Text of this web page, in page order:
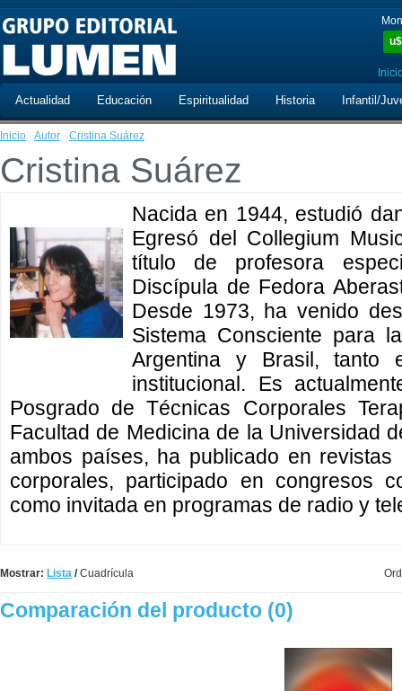
u$
Actualidad Educación Espiritualidad Historia Infantil/
Inicio · Autor · Cristina Suárez
Cristina Suárez
Nacida en 1944, estudió
Egresó del Collegium
título de profesora
Discípula de Fedora
Desde 1973, ha venido
Sistema Consciente para
Argentina y Brasil, tanto
institucional. Es
Posgrado de Técnicas Corporales
Facultad de Medicina de la Universidad
ambos países, ha publicado en
corporales, participado en congresos
como invitada en programas de radio y
Mostrar: Lista /Cuadrícula
Comparación del producto (0)